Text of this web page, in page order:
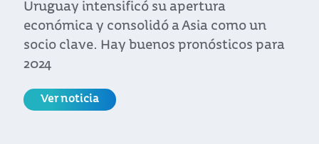
Uruguay intensificó su apertura
económica y consolidó a Asia como un
socio clave. Hay buenos pronósticos para
2024
Ver noticia